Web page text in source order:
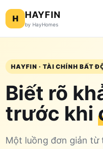
H HAYFIN
by HayHomes
HAYFIN · TÀI CHÍNH BẤT
Biết rõ
trước khi
Một luồng đơn giản từ